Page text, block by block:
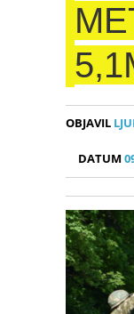
OBJAVIL
DATUM